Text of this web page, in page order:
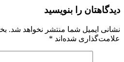
دیدگاهتان را بنویسید
نشانی ایمیل شما منتشر نخواهد شد.
علامت‌گذاری شده‌اند *